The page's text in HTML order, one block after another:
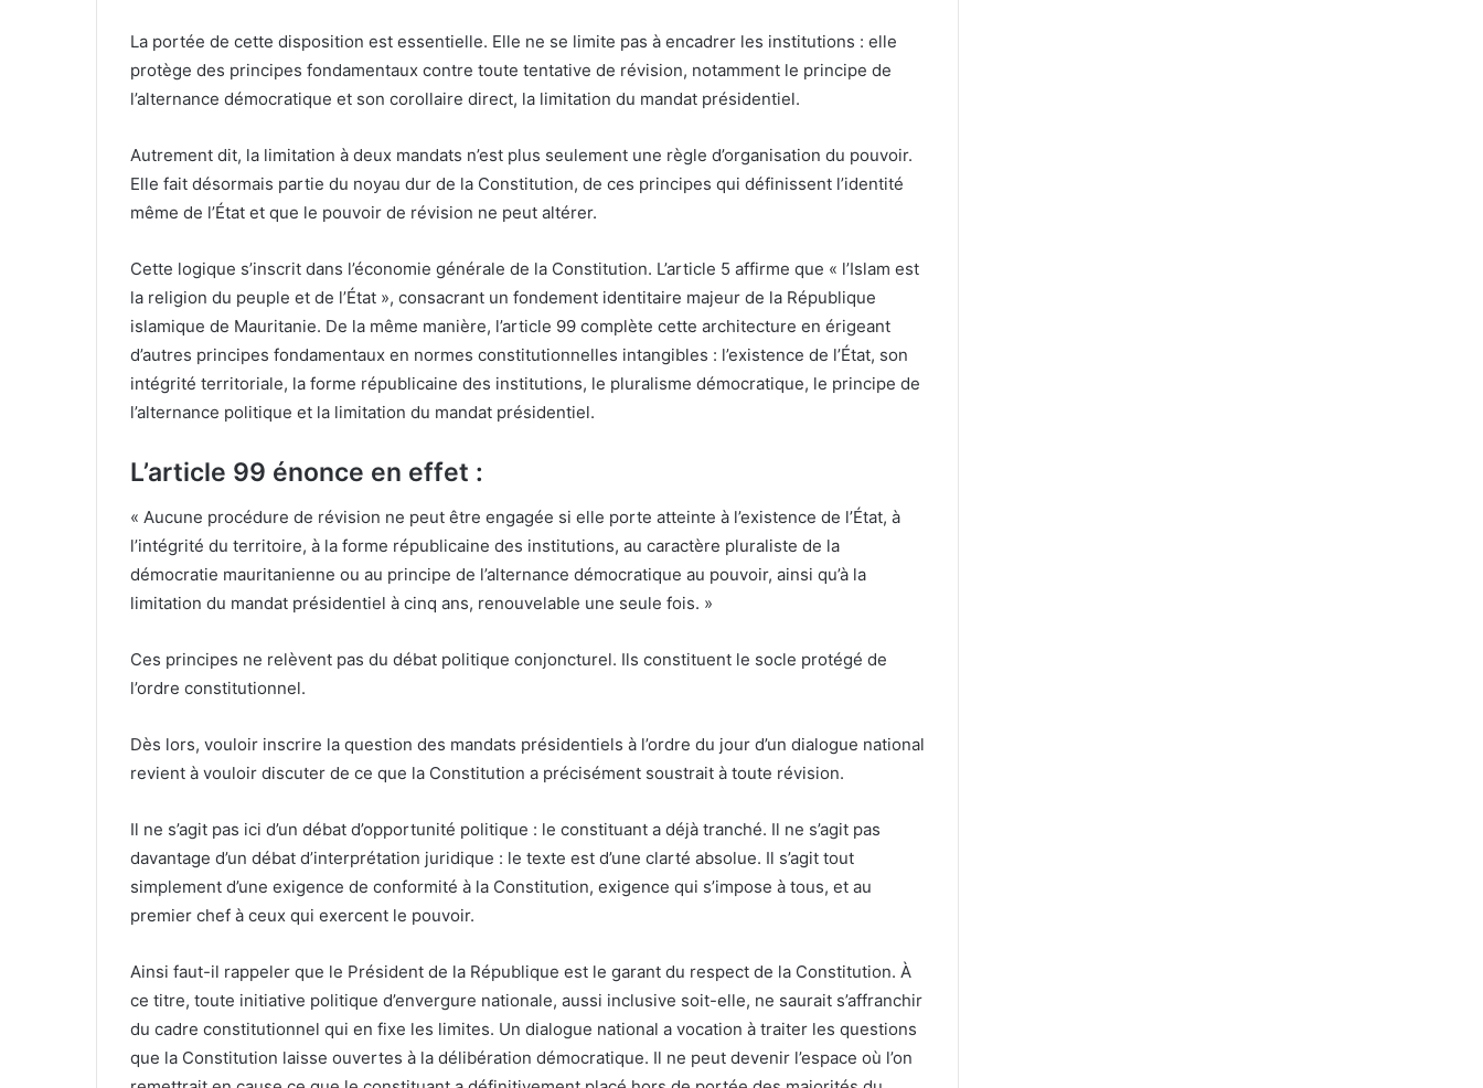
La portée de cette disposition est essentielle. Elle ne se limite pas à encadrer les institutions : elle
protège des principes fondamentaux contre toute tentative de révision, notamment le principe de
l’alternance démocratique et son corollaire direct, la limitation du mandat présidentiel.
Autrement dit, la limitation à deux mandats n’est plus seulement une règle d’organisation du pouvoir.
Elle fait désormais partie du noyau dur de la Constitution, de ces principes qui définissent l’identité
même de l’État et que le pouvoir de révision ne peut altérer.
Cette logique s’inscrit dans l’économie générale de la Constitution. L’article 5 affirme que « l’Islam est
la religion du peuple et de l’État », consacrant un fondement identitaire majeur de la République
islamique de Mauritanie. De la même manière, l’article 99 complète cette architecture en érigeant
d’autres principes fondamentaux en normes constitutionnelles intangibles : l’existence de l’État, son
intégrité territoriale, la forme républicaine des institutions, le pluralisme démocratique, le principe de
l’alternance politique et la limitation du mandat présidentiel.
L’article 99 énonce en effet :
« Aucune procédure de révision ne peut être engagée si elle porte atteinte à l’existence de l’État, à
l’intégrité du territoire, à la forme républicaine des institutions, au caractère pluraliste de la
démocratie mauritanienne ou au principe de l’alternance démocratique au pouvoir, ainsi qu’à la
limitation du mandat présidentiel à cinq ans, renouvelable une seule fois. »
Ces principes ne relèvent pas du débat politique conjoncturel. Ils constituent le socle protégé de
l’ordre constitutionnel.
Dès lors, vouloir inscrire la question des mandats présidentiels à l’ordre du jour d’un dialogue national
revient à vouloir discuter de ce que la Constitution a précisément soustrait à toute révision.
Il ne s’agit pas ici d’un débat d’opportunité politique : le constituant a déjà tranché. Il ne s’agit pas
davantage d’un débat d’interprétation juridique : le texte est d’une clarté absolue. Il s’agit tout
simplement d’une exigence de conformité à la Constitution, exigence qui s’impose à tous, et au
premier chef à ceux qui exercent le pouvoir.
Ainsi faut-il rappeler que le Président de la République est le garant du respect de la Constitution. À
ce titre, toute initiative politique d’envergure nationale, aussi inclusive soit-elle, ne saurait s’affranchir
du cadre constitutionnel qui en fixe les limites. Un dialogue national a vocation à traiter les questions
que la Constitution laisse ouvertes à la délibération démocratique. Il ne peut devenir l’espace où l’on